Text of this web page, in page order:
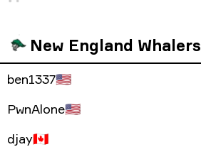
New England Whalers
ben1337🇺🇸
PwnAlone🇺🇸
djay🇨🇦